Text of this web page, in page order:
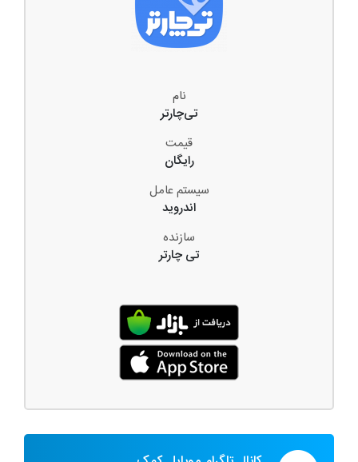
نام
تی‌چارتر
قیمت
رایگان
سیستم عامل
اندروید
سازنده
تی چارتر